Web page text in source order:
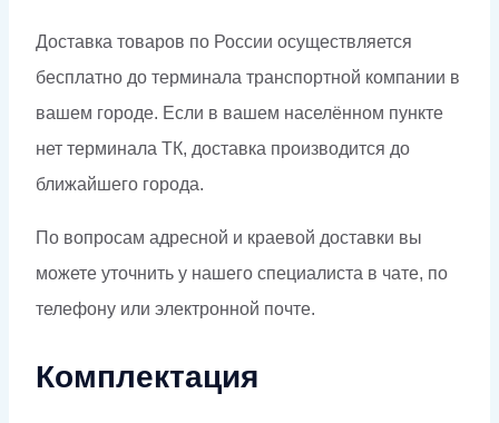
Доставка товаров по России осуществляется
бесплатно до терминала транспортной компании в
вашем городе. Если в вашем населённом пункте
нет терминала ТК, доставка производится до
ближайшего города.
По вопросам адресной и краевой доставки вы
можете уточнить у нашего специалиста в чате, по
телефону или электронной почте.
Комплектация